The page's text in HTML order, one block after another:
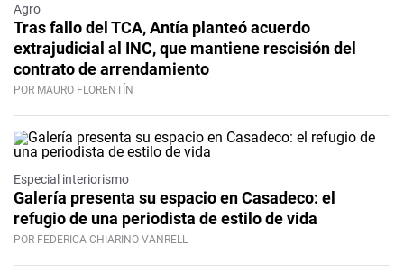
Agro
Tras fallo del TCA, Antía planteó acuerdo
extrajudicial al INC, que mantiene rescisión del
contrato de arrendamiento
POR MAURO FLORENTÍN
Especial interiorismo
Galería presenta su espacio en Casadeco: el
refugio de una periodista de estilo de vida
POR FEDERICA CHIARINO VANRELL